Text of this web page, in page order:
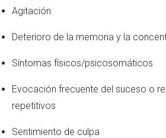
Agitación
Deterioro de la memoria y la
Síntomas físicos/psicosomáticos
Evocación frecuente del suceso o
repetitivos
Sentimiento de culpa